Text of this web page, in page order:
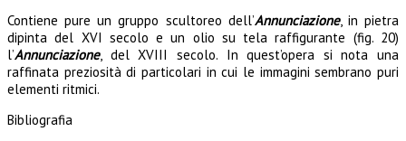
Contiene pure un gruppo scultoreo dell’Annunciazione, in pietra
dipinta del XVI secolo e un olio su tela raffigurante (fig. 20)
l’Annunciazione, del XVIII secolo. In quest’opera si nota una
raffinata preziosità di particolari in cui le immagini sembrano puri
elementi ritmici.
Bibliografia